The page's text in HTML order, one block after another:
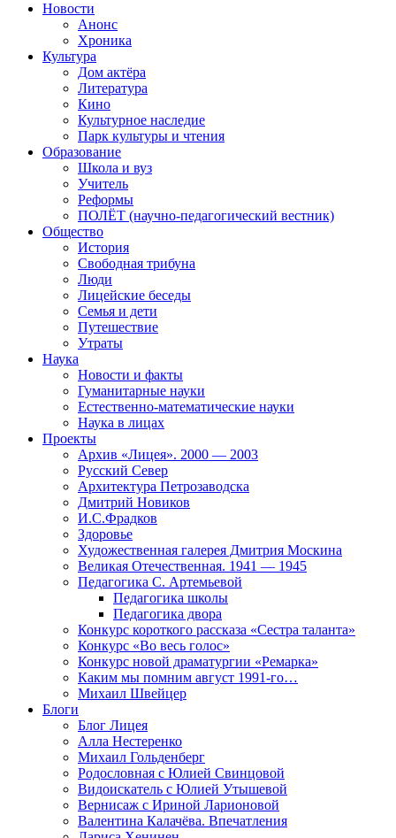
Новости
Анонс
Хроника
Культура
Дом актёра
Литература
Кино
Культурное наследие
Парк культуры и чтения
Образование
Школа и вуз
Учитель
Реформы
ПОЛЁТ (научно-педагогический вестник)
Общество
История
Свободная трибуна
Люди
Лицейские беседы
Семья и дети
Путешествие
Утраты
Наука
Новости и факты
Гуманитарные науки
Естественно-математические науки
Наука в лицах
Проекты
Архив «Лицея». 2000 — 2003
Русский Север
Архитектура Петрозаводска
Дмитрий Новиков
И.С.Фрадков
Здоровье
Художественная галерея Дмитрия Москина
Великая Отечественная. 1941 — 1945
Педагогика С. Артемьевой
Педагогика школы
Педагогика двора
Конкурс короткого рассказа «Сестра таланта»
Конкурс «Во весь голос»
Конкурс новой драматургии «Ремарка»
Каким мы помним август 1991-го…
Михаил Швейцер
Блоги
Блог Лицея
Алла Нестеренко
Михаил Гольденберг
Родословная с Юлией Свинцовой
Видоискатель с Юлией Утышевой
Вернисаж с Ириной Ларионовой
Валентина Калачёва. Впечатления